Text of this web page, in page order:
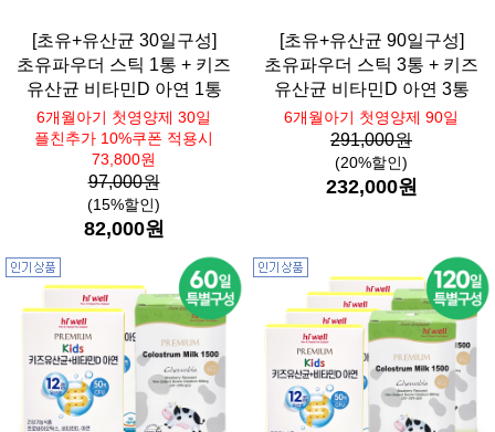
[초유+유산균 30일구성]
초유파우더 스틱 1통 + 키즈
유산균 비타민D 아연 1통
6개월아기 첫영양제 30일
플친추가 10%쿠폰 적용시
73,800원
97,000원
(15%할인)
82,000원
[초유+유산균 90일구성]
초유파우더 스틱 3통 + 키즈
유산균 비타민D 아연 3통
6개월아기 첫영양제 90일
291,000원
(20%할인)
232,000원